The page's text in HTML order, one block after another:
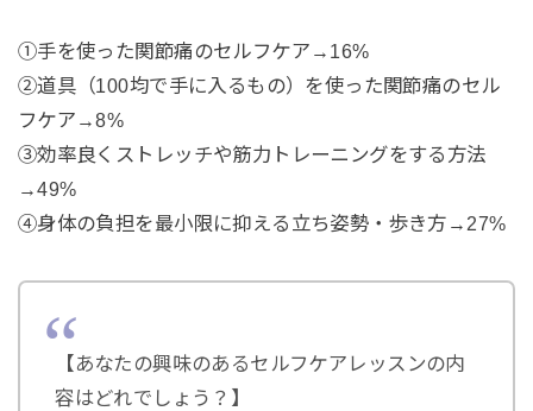
①手を使った関節痛のセルフケア→16%
②道具（100均で手に入るもの）を使った関節痛のセル
フケア→8%
③効率良くストレッチや筋力トレーニングをする方法
→49%
④身体の負担を最小限に抑える立ち姿勢・歩き方→27%
【あなたの興味のあるセルフケアレッスンの内
容はどれでしょう？】